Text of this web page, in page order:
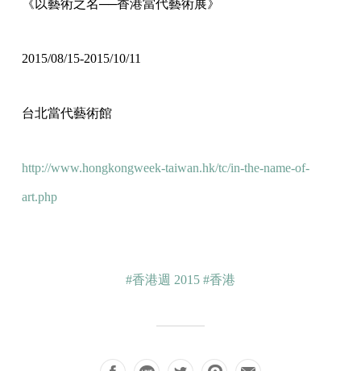
《以藝術之名──香港當代藝術展》
2015/08/15-2015/10/11
台北當代藝術館
http://www.hongkongweek-taiwan.hk/tc/in-the-name-of-
art.php
#香港週 2015 #香港